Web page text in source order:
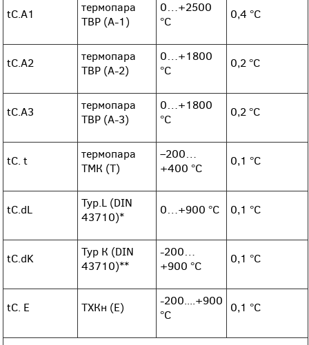
tC.A1
термопара
ТВР (А-1)
0…+2500
°С
0,4 °С
tC.A2
термопара
ТВР (А-2)
0…+1800
°C
0,2 °С
tC.A3
термопара
ТВР (А-3)
0…+1800
°C
0,2 °С
tC. t
термопара
ТМК (Т)
–200…
+400 °С
0,1 °С
tC.dL
Typ.L (DIN
43710)*
0…+900 °С 0,1 °С
tC.dK
Typ К (DIN
43710)**
-200…
+900 °С
0,1 °С
tC. E ТХКн (Е)
-200....+900
°С
0,1 °С